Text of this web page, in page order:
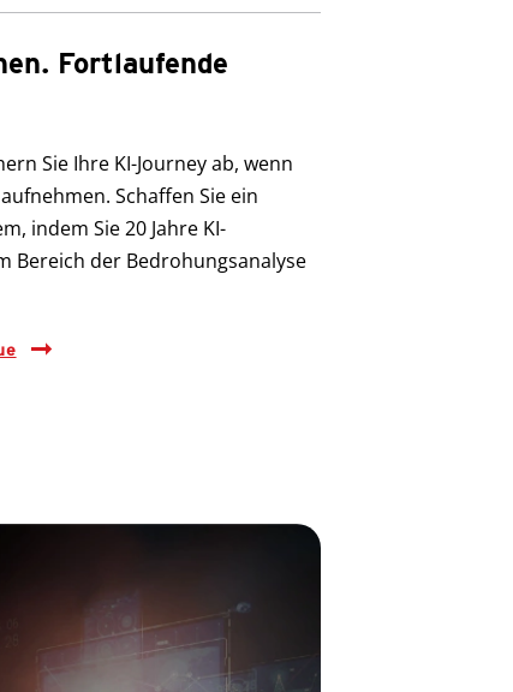
Fortlaufende
Sie Ihre KI-Journey ab, wenn
Schaffen Sie ein
indem Sie 20 Jahre KI-
Bereich der Bedrohungsanalyse